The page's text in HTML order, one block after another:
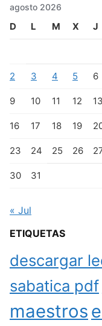
agosto 2026
D L M X J
2 3 4 5 6
9 10 11 12 13
16 17 18 19
23 24 25 26
30 31
« Jul
ETIQUETAS
descargar
sabatica pdf
maestros